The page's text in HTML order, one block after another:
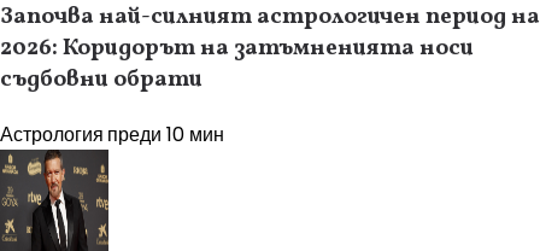
Започва най-силният астрологичен период на
2026: Коридорът на затъмненията носи
съдбовни обрати
Астрология преди 10 мин